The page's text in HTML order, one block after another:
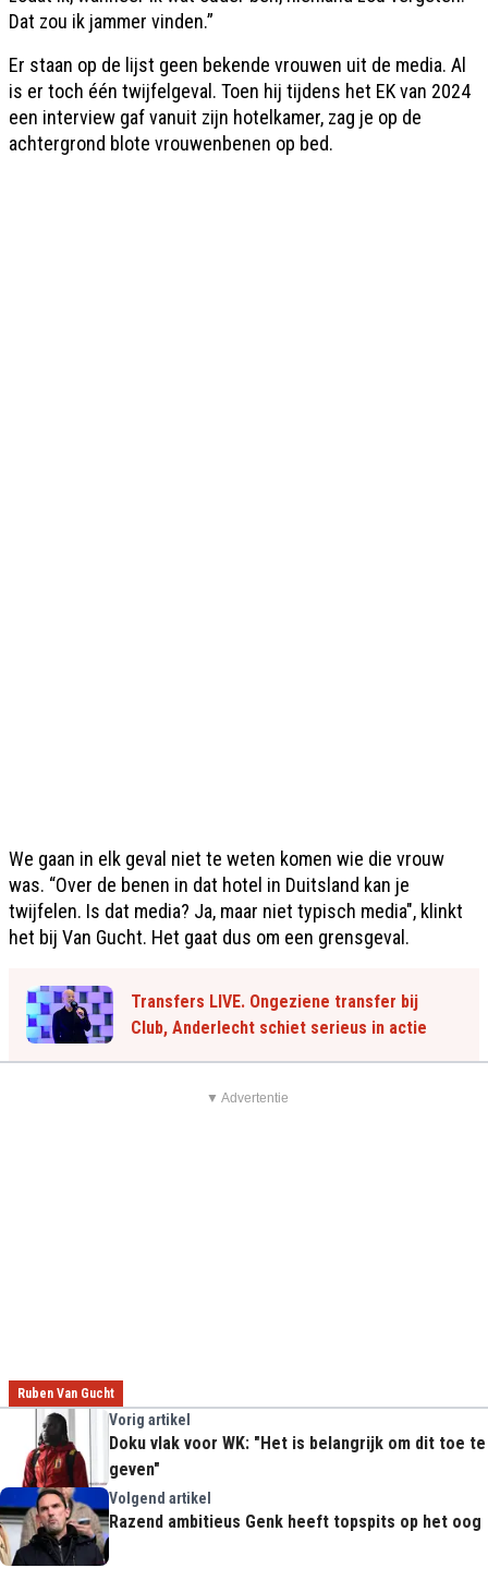
Dat zou ik jammer vinden.”
Er staan op de lijst geen bekende vrouwen uit de media. Al
is er toch één twijfelgeval. Toen hij tijdens het EK van 2024
een interview gaf vanuit zijn hotelkamer, zag je op de
achtergrond blote vrouwenbenen op bed.
We gaan in elk geval niet te weten komen wie die vrouw
was. “Over de benen in dat hotel in Duitsland kan je
twijfelen. Is dat media? Ja, maar niet typisch media", klinkt
het bij Van Gucht. Het gaat dus om een grensgeval.
Transfers LIVE. Ongeziene transfer bij
Club, Anderlecht schiet serieus in actie
▼ Advertentie
Ruben Van Gucht
Vorig artikel
Doku vlak voor WK: "Het is belangrijk om dit toe te
geven"
Volgend artikel
Razend ambitieus Genk heeft topspits op het oog